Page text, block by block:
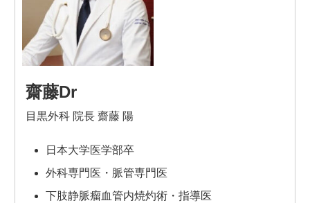
齋藤Dr
目黒外科 院長 齋藤 陽
日本大学医学部卒
外科専門医・脈管専門医
下肢静脈瘤血管内焼灼術・指導医